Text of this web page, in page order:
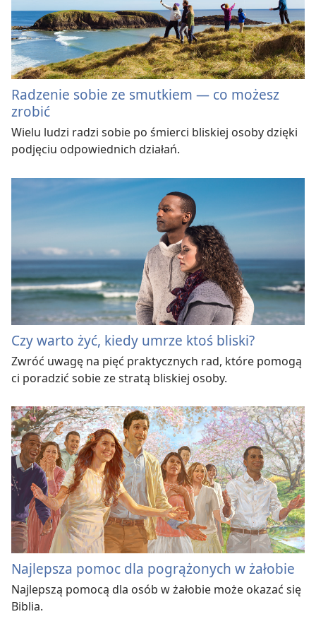
Radzenie sobie ze smutkiem — co możesz
zrobić
Wielu ludzi radzi sobie po śmierci bliskiej osoby dzięki
podjęciu odpowiednich działań.
Czy warto żyć, kiedy umrze ktoś bliski?
Zwróć uwagę na pięć praktycznych rad, które pomogą
ci poradzić sobie ze stratą bliskiej osoby.
Najlepsza pomoc dla pogrążonych w żałobie
Najlepszą pomocą dla osób w żałobie może okazać się
Biblia.